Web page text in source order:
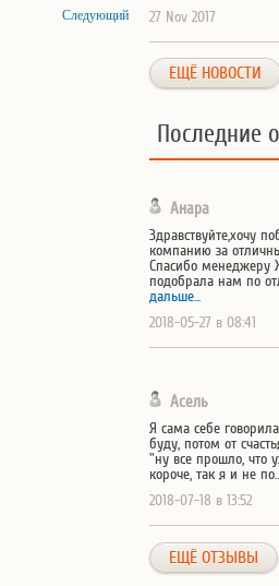
Следующий
27 Nov 2017
ЕЩЁ НОВОСТИ
Последние
Анара
Здравствуйте,хочу
компанию за
Спасибо менеджеру
подобрала нам по
дальше...
2018-05-27 в 08:41
Асель
Я сама себе
буду, потом от
"ну все прошло, что
короче, так я и не
2018-07-18 в 13:52
ЕЩЁ ОТЗЫВЫ